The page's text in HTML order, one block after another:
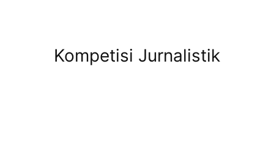
Kompetisi Jurnalistik